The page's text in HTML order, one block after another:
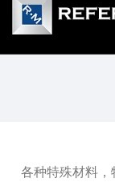
各种特殊材料